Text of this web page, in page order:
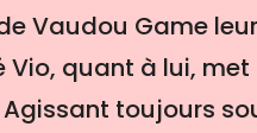
Vaudou Game
Vio, quant à lui,
toujours